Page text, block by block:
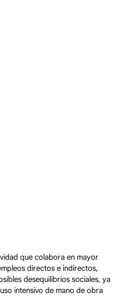
que colabora en mayor
directos e indirectos,
desequilibrios sociales, ya
intensivo de mano de obra